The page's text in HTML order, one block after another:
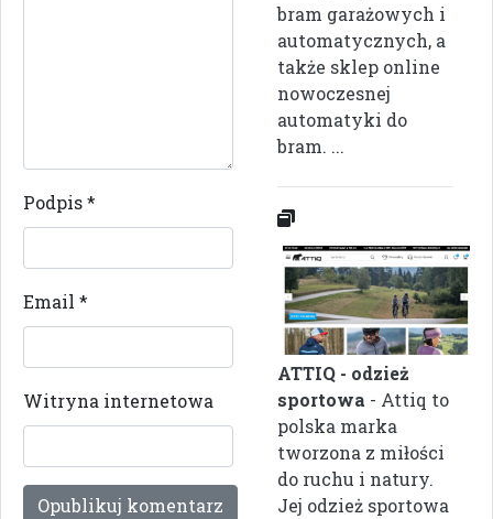
Podpis*
Email *
Witryna internetowa
bram garażowych i
automatycznych, a
także sklep online
nowoczesnej
automatyki do
bram. ...
ATTIQ - odzież
sportowa - Attiq to
polska marka
tworzona z miłości
do ruchu i natury.
Jej odzież sportowa